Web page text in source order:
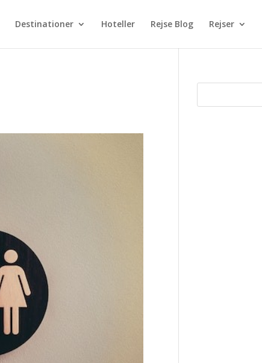
Destinationer Hoteller Rejse Blog Rejser